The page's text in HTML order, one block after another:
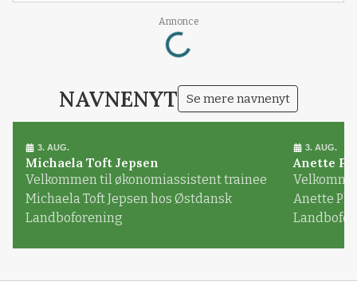
Annonce
Loading...
NAVNENYT Se mere navnenyt
3. AUG.
Michaela Toft Jepsen
Velkommen til økonomiassistent trainee
Michaela Toft Jepsen hos Østdansk
Landboforening
3. AUG.
Anette
Anette